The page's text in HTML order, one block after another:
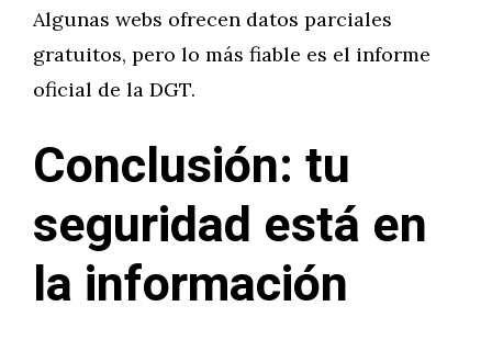
Algunas webs ofrecen datos parciales
gratuitos, pero lo más fiable es el informe
oficial de la DGT.
Conclusión: tu
seguridad está en
la información